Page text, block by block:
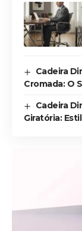
Cadeira
Cromada: O
Cadeira
Giratória: